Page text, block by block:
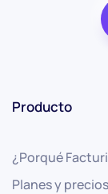
Producto
¿Porqué
Planes y precios